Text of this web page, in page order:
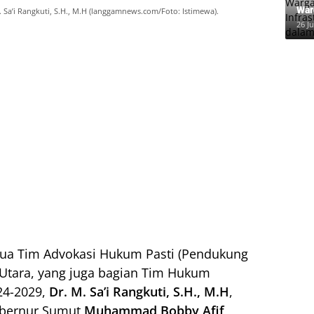
Rangkuti, S.H., M.H (langgamnews.com/Foto: Istimewa).
Tim Advokasi Hukum Pasti (Pendukung
yang juga bagian Tim Hukum
2029, Dr. M. Sa’i Rangkuti, S.H., M.H,
Sumut Muhammad Bobby Afif
26